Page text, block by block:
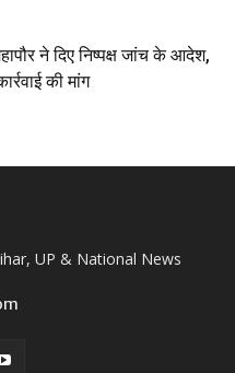
ने दिए निष्पक्ष जांच के आदेश,
की मांग
UP & National News